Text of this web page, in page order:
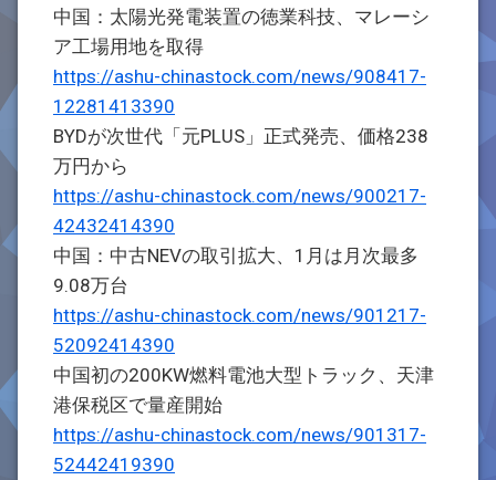
中国：太陽光発電装置の徳業科技、マレーシ
ア工場用地を取得
https://ashu-chinastock.com/news/908417-
12281413390
BYDが次世代「元PLUS」正式発売、価格238
万円から
https://ashu-chinastock.com/news/900217-
42432414390
中国：中古NEVの取引拡大、1月は月次最多
9.08万台
https://ashu-chinastock.com/news/901217-
52092414390
中国初の200KW燃料電池大型トラック、天津
港保税区で量産開始
https://ashu-chinastock.com/news/901317-
52442419390